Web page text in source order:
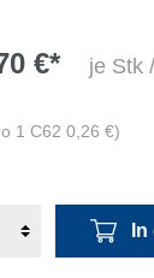
€* je Stk
1 C62 0,26 €)